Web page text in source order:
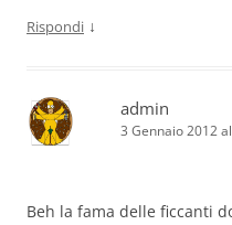
Rispondi ↓
admin
3 Gennaio 2012
Beh la fama delle ficcanti